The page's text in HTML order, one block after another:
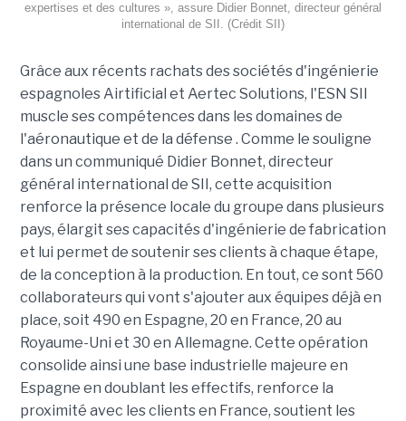
expertises et des cultures », assure Didier Bonnet, directeur général
international de SII. (Crédit SII)
Grâce aux récents rachats des sociétés d'ingénierie
espagnoles Airtificial et Aertec Solutions, l'ESN SII
muscle ses compétences dans les domaines de
l'aéronautique et de la défense . Comme le souligne
dans un communiqué Didier Bonnet, directeur
général international de SII, cette acquisition
renforce la présence locale du groupe dans plusieurs
pays, élargit ses capacités d'ingénierie de fabrication
et lui permet de soutenir ses clients à chaque étape,
de la conception à la production. En tout, ce sont 560
collaborateurs qui vont s'ajouter aux équipes déjà en
place, soit 490 en Espagne, 20 en France, 20 au
Royaume-Uni et 30 en Allemagne. Cette opération
consolide ainsi une base industrielle majeure en
Espagne en doublant les effectifs, renforce la
proximité avec les clients en France, soutient les